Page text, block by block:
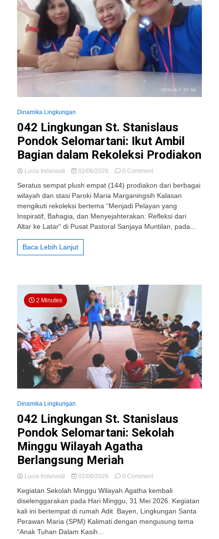
Dinamika Lingkungan
042 Lingkungan St. Stanislaus
Pondok Selomartani: Ikut Ambil
Bagian dalam Rekoleksi Prodiakon
Lucia Indarwati 02/06/2026 0 Commenton
Lingkungan
St.
Stanislaus
Pondok
Selomartani:
Seratus sempat plush empat (144) prodiakon dari berbagai
wilayah dan stasi Paroki Maria Marganingsih Kalasan
mengikuti rekoleksi bertema “Menjadi Pelayan yang
Inspiratif, Bahagia, dan Menyejahterakan: Refleksi dari
Altar ke Latar“ di Pusat Pastoral Sanjaya Muntilan, pada...
Baca Lebih Lanjut
2 Minutes
Dinamika Lingkungan
042 Lingkungan St. Stanislaus
Pondok Selomartani: Sekolah
Minggu Wilayah Agatha
Berlangsung Meriah
Lucia Indarwati 02/06/2026 0 Commenton
Lingkungan
St.
Stanislaus
Pondok
Kegiatan Sekolah Minggu Wilayah Agatha kembali
diselenggarakan pada Hari Minggu, 31 Mei 2026. Kegiatan
kali ini bertempat di rumah Adit Bayen, Lingkungan Santa
Perawan Maria (SPM) Kalimati dengan mengusung tema
“Anak Tuhan Dalam Kasih...